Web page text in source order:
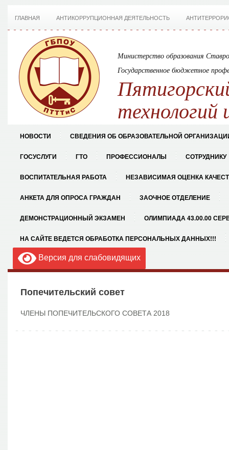
ГЛАВНАЯ АНТИКОРРУПЦИОННАЯ ДЕЯТЕЛЬНОСТЬ
Министерство образования
Государственное бюджетное
технологий
НОВОСТИ СВЕДЕНИЯ ОБ ОБРАЗОВАТЕЛЬНОЙ
ГОСУСЛУГИ ГТО ПРОФЕССИОНАЛЫ СОТРУДНИКУ
ВОСПИТАТЕЛЬНАЯ РАБОТА НЕЗАВИСИМАЯ ОЦЕНКА
АНКЕТА ДЛЯ ОПРОСА ГРАЖДАН ЗАОЧНОЕ ОТДЕЛЕНИЕ
ДЕМОНСТРАЦИОННЫЙ ЭКЗАМЕН ОЛИМПИАДА 43.00.00
НА САЙТЕ ВЕДЕТСЯ ОБРАБОТКА ПЕРСОНАЛЬНЫХ ДАННЫХ!!!
Версия для слабовидящих
Попечительский совет
ЧЛЕНЫ ПОПЕЧИТЕЛЬСКОГО СОВЕТА 2018